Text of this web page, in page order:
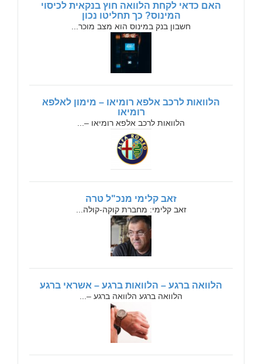
האם כדאי לקחת הלוואה חוץ בנקאית לכיסוי
המינוס? כך תחליטו נכון
חשבון בנק במינוס הוא מצב מוכר...
הלוואות לרכב אלפא רומיאו – מימון לאלפא
רומיאו
הלוואות לרכב אלפא רומיאו –...
זאב קלימי מנכ"ל טרה
זאב קלימי: מחברת קוקה-קולה...
הלוואה ברגע – הלוואות ברגע – אשראי ברגע
הלוואה ברגע הלוואה ברגע –...